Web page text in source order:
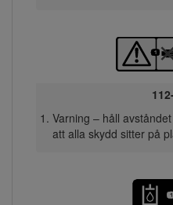
Varning – håll
att alla skydd sitter på